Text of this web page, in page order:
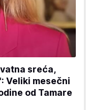
sreća,
Veliki mesečni
od Tamare